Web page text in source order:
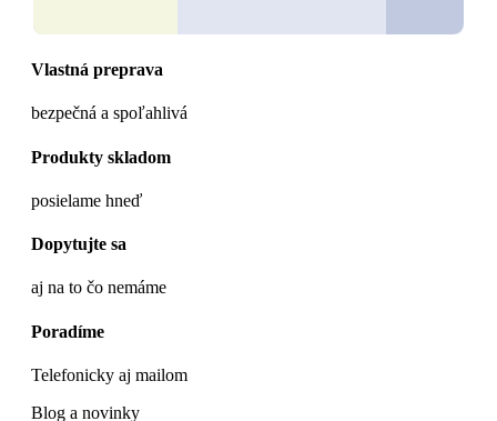
Vlastná preprava
bezpečná a spoľahlivá
Produkty skladom
posielame hneď
Dopytujte sa
aj na to čo nemáme
Poradíme
Telefonicky aj mailom
Blog a novinky